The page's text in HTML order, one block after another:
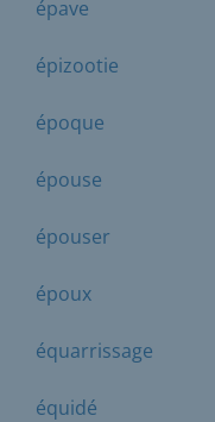
épave
épizootie
époque
épouse
épouser
époux
équarrissage
équidé